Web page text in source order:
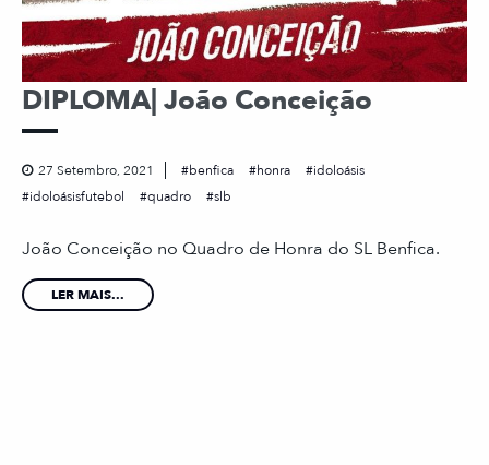
DIPLOMA| João Conceição
27 Setembro, 2021 benfica honra
idoloásis
idoloásisfutebol
quadro slb
João Conceição no Quadro de Honra do SL Benfica.
LER MAIS...